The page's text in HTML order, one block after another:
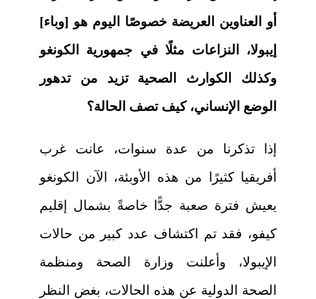
أو العناوين العريضة خصوصًا اليوم هو [وباء]
إيبولا، النزاعات مثلًا في جمهورية الكونغو
وكذلك الكوارث الصحية تزيد من تدهور
الوضع الإنساني، كيف تصف الحالة؟
إذا تذكرنا من عدة سنوات، عانت غرب
أفريقيا كثيرًا من هذه الأوبئة، الآن الكونغو
يعيش فترة صعبة جدًّا خاصةً بشمال إقليم
كيفو، فقد تم اكتشاف عدد كبير من حالات
الإيبولا، وأعلنت وزارة الصحة ومنظمة
الصحة الدولية عن هذه الحالات، بغض النظر